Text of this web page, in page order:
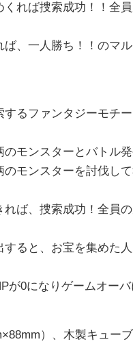
れば捜索成功！！全
、一人勝ち！！のマル
るファンタジーモチ
モンスターとバトル発
モンスターを討伐し
ば、捜索成功！全員
ると、お宝を集めた
0になりゲームオーバ
）、木製キュー